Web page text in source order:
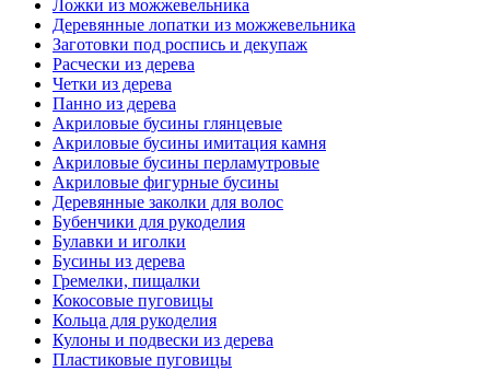
Ложки из можжевельника
Деревянные лопатки из можжевельника
Заготовки под роспись и декупаж
Расчески из дерева
Четки из дерева
Панно из дерева
Акриловые бусины глянцевые
Акриловые бусины имитация камня
Акриловые бусины перламутровые
Акриловые фигурные бусины
Деревянные заколки для волос
Бубенчики для рукоделия
Булавки и иголки
Бусины из дерева
Гремелки, пищалки
Кокосовые пуговицы
Кольца для рукоделия
Кулоны и подвески из дерева
Пластиковые пуговицы